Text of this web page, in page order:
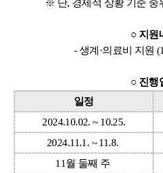
※ 단, 경제적 상황 기준 중
○ 지원
- 생계·의료비 지원
○ 진행
일정
2024.10.02. ~ 10.25.
2024.11.1. ~ 11.8.
11월 둘째 주